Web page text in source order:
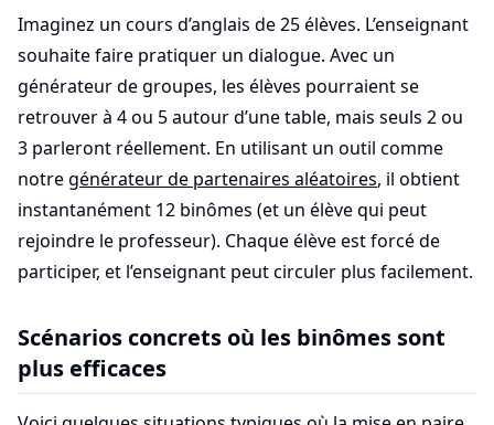
Imaginez un cours d’anglais de 25 élèves. L’enseignant
souhaite faire pratiquer un dialogue. Avec un
générateur de groupes, les élèves pourraient se
retrouver à 4 ou 5 autour d’une table, mais seuls 2 ou
3 parleront réellement. En utilisant un outil comme
notregénérateur de partenaires aléatoires, il obtient
instantanément 12 binômes (et un élève qui peut
rejoindre le professeur). Chaque élève est forcé de
participer, et l’enseignant peut circuler plus facilement.
Scénarios concrets où les binômes sont
plus efficaces